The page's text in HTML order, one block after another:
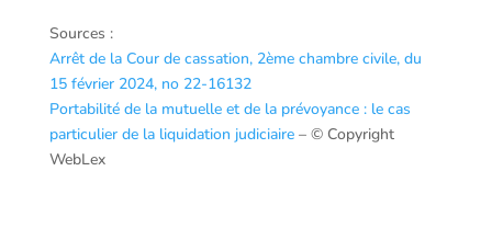
Sources :
Arrêt de la Cour de cassation, 2ème chambre civile, du
15 février 2024, no 22-16132
Portabilité de la mutuelle et de la prévoyance : le cas
particulier de la liquidation judiciaire – © Copyright
WebLex